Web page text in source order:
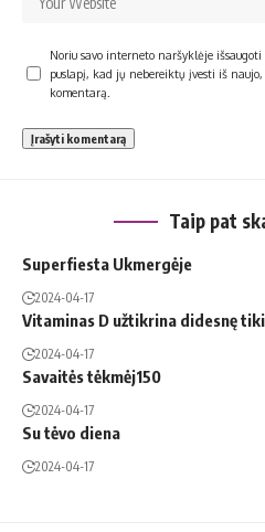
Noriu savo interneto naršyklėje
puslapį, kad jų nebereiktų įvesti iš
komentarą.
Taip pat
Superfiesta Ukmergėje
2024-04-17
Vitaminas D užtikrina didesnę
2024-04-17
Savaitės tėkmėj150
2024-04-17
Su tėvo diena
2024-04-17